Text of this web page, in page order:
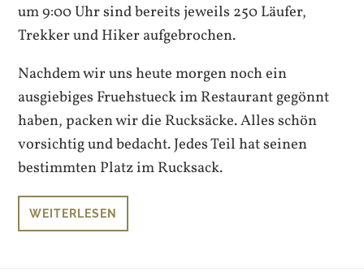
um 9:00 Uhr sind bereits jeweils 250 Läufer,
Trekker und Hiker aufgebrochen.
Nachdem wir uns heute morgen noch ein
ausgiebiges Fruehstueck im Restaurant gegönnt
haben, packen wir die Rucksäcke. Alles schön
vorsichtig und bedacht. Jedes Teil hat seinen
bestimmten Platz im Rucksack.
WEITERLESEN